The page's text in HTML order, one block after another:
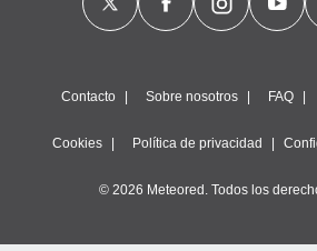
Contacto Sobre nosotros FAQ
Cookies Política de privacidad
© 2026 Meteored. Todos los